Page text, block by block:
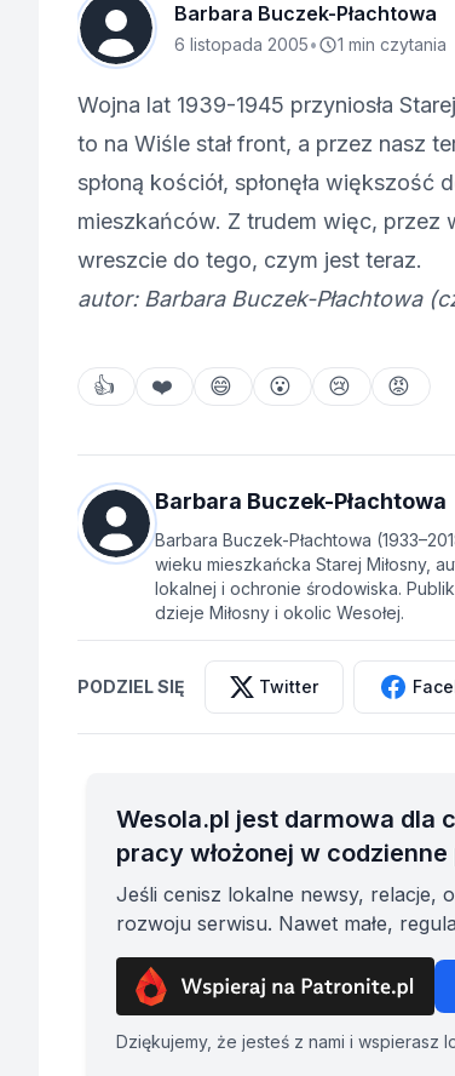
Barbara Buczek-Płachtowa
6 listopada 2005• 1 min czytania
Wojna lat 1939-1945 przyniosła
to na Wiśle stał front, a przez nasz
spłoną kościół, spłonęła
mieszkańców. Z trudem więc, przez
wreszcie do tego, czym jest teraz.
autor: Barbara Buczek-Płachtowa
👍 ❤️ 😄 😮 😢 😡
Barbara Buczek-Płachtowa
Barbara Buczek-Płachtowa
wieku mieszkańcka Starej Miłosny,
lokalnej i ochronie środowiska.
dzieje Miłosny i okolic Wesołej.
PODZIEL SIĘ Twitter
Wesola.pl jest darmowa dla
pracy włożonej w
Jeśli cenisz lokalne newsy, relacje,
rozwoju serwisu. Nawet małe,
Dziękujemy, że jesteś z nami i wspierasz